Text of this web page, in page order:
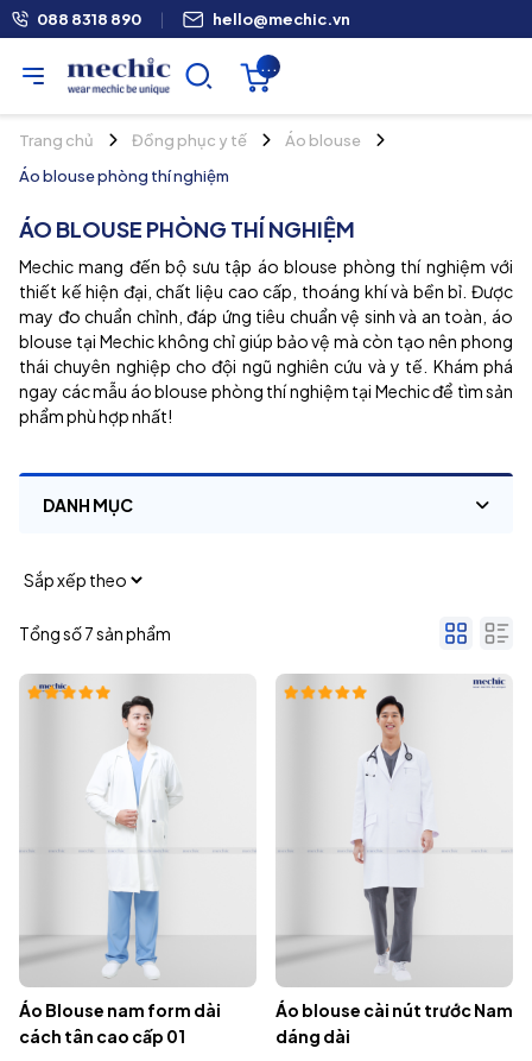
088 8318 890 | hello@mechic.vn
...
Trang chủ Đồng phục y tế
Áo blouse
Áo blouse phòng thí nghiệm
ÁO BLOUSE PHÒNG THÍ NGHIỆM
Mechic mang đến bộ sưu tập áo blouse phòng thí nghiệm với
thiết kế hiện đại, chất liệu cao cấp, thoáng khí và bền bỉ. Được
may đo chuẩn chỉnh, đáp ứng tiêu chuẩn vệ sinh và an toàn, áo
blouse tại Mechic không chỉ giúp bảo vệ mà còn tạo nên phong
thái chuyên nghiệp cho đội ngũ nghiên cứu và y tế. Khám phá
ngay các mẫu áo blouse phòng thí nghiệm tại Mechic để tìm sản
phẩm phù hợp nhất!
DANH MỤC
Tổng số 7 sản phẩm
Áo Blouse nam form dài
cách tân cao cấp 01
Áo blouse cài nút trước Nam
dáng dài